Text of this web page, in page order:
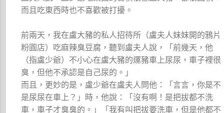
而且吃東西時也不喜歡被打擾。
前兩天，我在盧大豬的私人招待所（盧夫人妹妹開的鴉片
粉圓店）吃麻辣臭豆腐，聽到盧夫人說，「前幾天，他
（指盧少爺）不小心在盧大豬的運豬車上尿尿，車子裡很
臭，但他不承認是自己尿的。」
而且，更妙的是，盧少爺在盧夫人問他：「言言，你是不
是尿尿在車上？」時，他說：「沒有啊！是把拔都不洗
車，車子才臭臭的。」「我有叫把拔要洗車，但是他都不